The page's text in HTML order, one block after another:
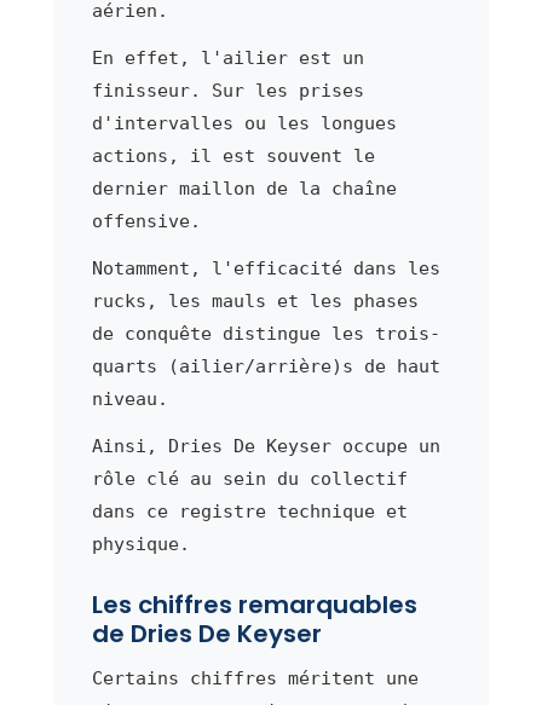
aérien.
En effet, l'ailier est un
finisseur. Sur les prises
d'intervalles ou les longues
actions, il est souvent le
dernier maillon de la chaîne
offensive.
Notamment, l'efficacité dans les
rucks, les mauls et les phases
de conquête distingue les trois-
quarts (ailier/arrière)s de haut
niveau.
Ainsi, Dries De Keyser occupe un
rôle clé au sein du collectif
dans ce registre technique et
physique.
Les chiffres remarquables
de Dries De Keyser
Certains chiffres méritent une